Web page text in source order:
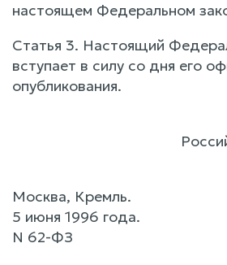
настоящем Федеральном
Статья 3. Настоящий
вступает в силу со дня его
опубликования.
Москва, Кремль.
5 июня 1996 года.
N 62-ФЗ